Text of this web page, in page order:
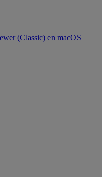
(Classic) en macOS